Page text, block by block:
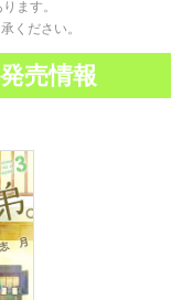
ます。
ください。
売情報